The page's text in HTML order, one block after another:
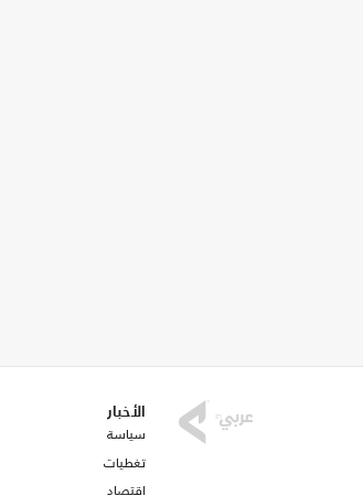
الأخبار
سياسة
تغطيات
اقتصاد